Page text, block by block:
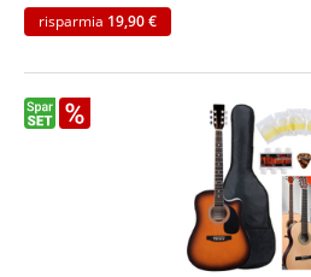
risparmia 19,90 €